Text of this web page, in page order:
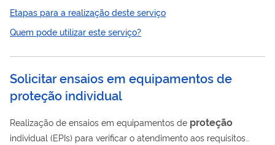
ameaçados. São serviços que requerem o acompanhamento
familiar e individual e identificação de novos riscos, ou o seu
agravamento, e adoção de diferentes estratégias protetivas,
assistência social ou demais serviços públicos existentes no
município, também são...
Etapas para a realização deste serviço
Quem pode utilizar este serviço?
Solicitar ensaios em equipamentos de
proteção individual
Realização de ensaios em equipamentos de proteção
individual (EPIs) para verificar o atendimento aos requisitos